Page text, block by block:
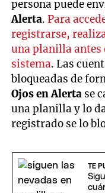
persona puede
Alerta. Para
registrarse,
una planilla antes
sistema. Las
bloqueadas de
Ojos en Alerta se
una planilla y lo
registrado se lo
TE